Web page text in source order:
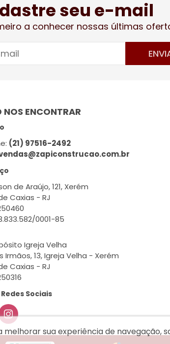
seu e-mail
a conhecer nossas últimas
NOS ENCONTRAR
(21) 97516-2492
de Araújo, 121, Xerém
Caxias - RJ
0001-85
Igreja Velha
Irmãos, 13, Igreja Velha - Xerém
Caxias - RJ
Sociais
sua experiência de navegação,